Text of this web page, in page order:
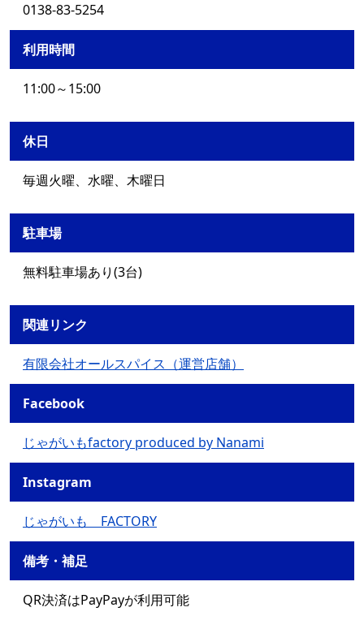
0138-83-5254
利用時間
11:00～15:00
休日
毎週火曜、水曜、木曜日
駐車場
無料駐車場あり(3台)
関連リンク
有限会社オールスパイス（運営店舗）
Facebook
じゃがいもfactory produced by Nanami
Instagram
じゃがいも FACTORY
備考・補足
QR決済はPayPayが利用可能